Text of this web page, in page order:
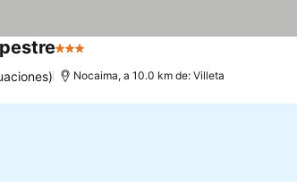
3 Estrellas
Nocaima, a 10.0 km de: Villeta